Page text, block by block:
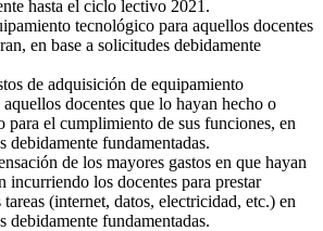
hasta el ciclo lectivo 2021.
tecnológico para aquellos docentes
en base a solicitudes debidamente
de adquisición de equipamiento
docentes que lo hayan hecho o
para el cumplimiento de sus funciones, en
debidamente fundamentadas.
de los mayores gastos en que hayan
incurriendo los docentes para prestar
tareas (internet, datos, electricidad, etc.) en
debidamente fundamentadas.